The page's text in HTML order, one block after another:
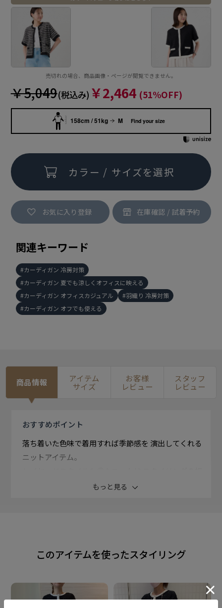
売切れの場合、商品画像・ページが閲覧できません。
￥5,049(税込み) ￥2,464 (51%OFF)
158cm / 51kg M Find your size
カラー / サイズを選択
お気に入り登録
関連キーワード
カーディガン 冷房対策
カーディガン 夏でも涼しくオフィスに映える
カーディガン オフィスカジュアル
羽織り 冷房対策
カーディガン オフでも使える
商品情報 アイテム
サイズ
お客様
レビュー
スタッフ
レビュー
おすすめポイント
落ち着いた色味で着用すれば季節感を 演出してくれる
ニットアイテム。
ボトムスを選ばないツイード風の デザインがオフィス
もっと見る
このアイテムを使ったスタイリング